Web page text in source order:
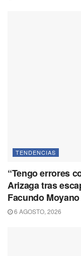
TENDENCIAS
“Tengo errores
Arizaga tras
Facundo Moyano
6 AGOSTO, 2026